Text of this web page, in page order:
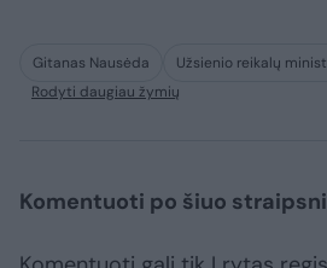
Gitanas Nausėda Užsienio reikalų
Rodyti daugiau žymių
Komentuoti po šiuo